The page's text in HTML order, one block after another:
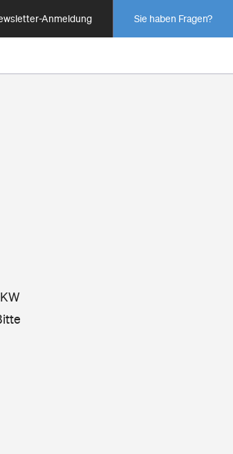
Anmeldung Sie haben Fragen?